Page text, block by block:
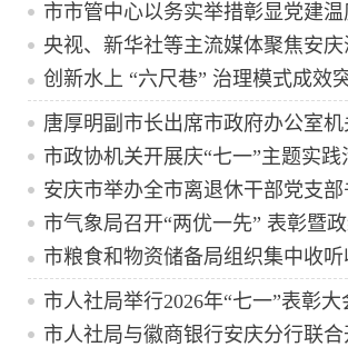
市市管中心以务实举措彰显党建温
市政协机关开展庆“七一”主题实践